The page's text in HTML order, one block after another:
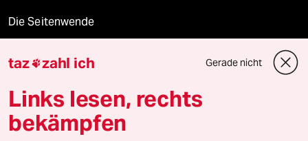
Die Seitenwende
Stellen
Presse
taz zahl ich Gerade nicht
Links lesen, rechts
bekämpfen